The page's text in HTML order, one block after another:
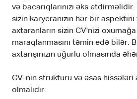
və bacarıqlarınızı əks
sizin karyeranızın hər bir
axtaranların sizin CV'nizi
maraqlanmasını təmin edə bilər.
axtarışınızın uğurlu olmasında
CV-nin strukturu və əsas hissələri
olmalıdır: